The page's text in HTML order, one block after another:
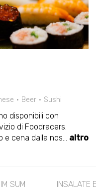
Beer Sushi
disponibili con
di Foodracers.
e cena dalla nos... altro
SUM INSALATE